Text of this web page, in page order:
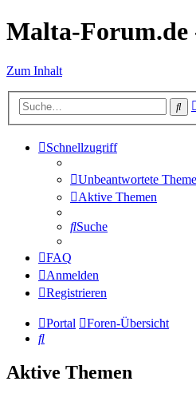
Malta-
Zum Inhalt
Schnellzugriff
Unbeantwortete
Aktive Themen
Suche
FAQ
Anmelden
Registrieren
Portal
Foren-Übersicht
Suche
Aktive Themen